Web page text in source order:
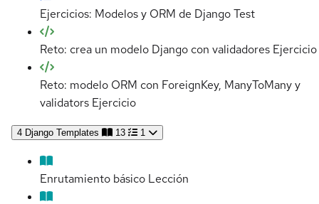
Ejercicios: Modelos y ORM de DjangoTest
Reto: crea un modelo Django con validadores Ejercicio
Reto: modelo ORM con ForeignKey, ManyToMany y
validators Ejercicio
4 Django Templates 13 1
Enrutamiento básico Lección